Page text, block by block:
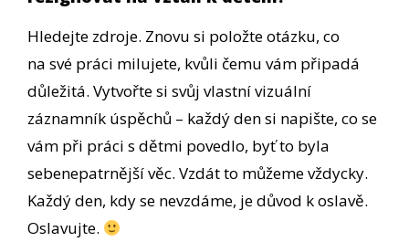
Hledejte zdroje. Znovu si položte otázku, co
na své práci milujete, kvůli čemu vám připadá
důležitá. Vytvořte si svůj vlastní vizuální
záznamník úspěchů – každý den si napište, co se
vám při práci s dětmi povedlo, byť to byla
sebenepatrnější věc. Vzdát to můžeme vždycky.
Každý den, kdy se nevzdáme, je důvod k oslavě.
Oslavujte.